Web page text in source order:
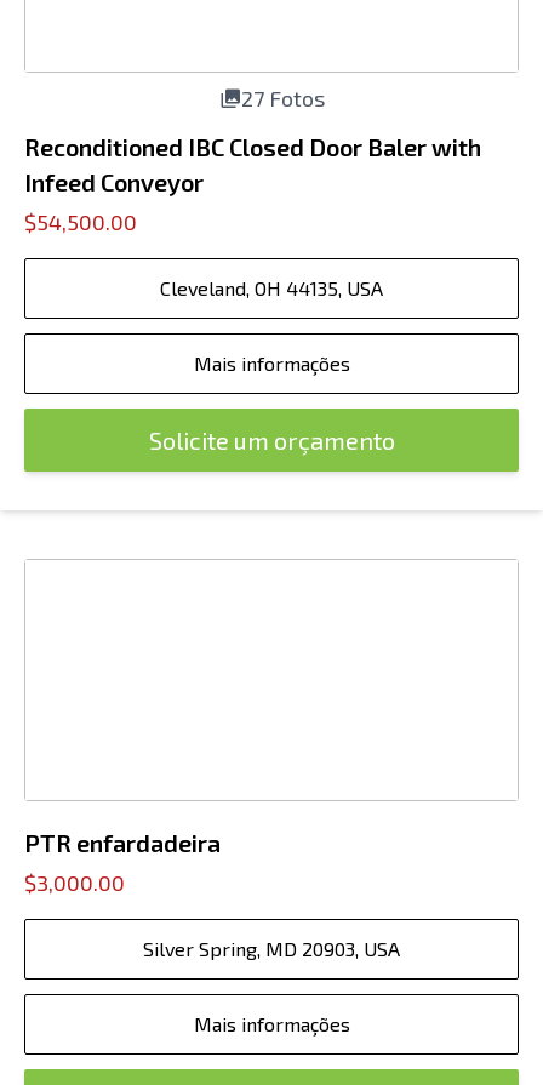
27 Fotos
Reconditioned IBC Closed Door Baler with
Infeed Conveyor
$54,500.00
Cleveland, OH 44135, USA
Mais informações
Solicite um orçamento
PTR enfardadeira
$3,000.00
Silver Spring, MD 20903, USA
Mais informações